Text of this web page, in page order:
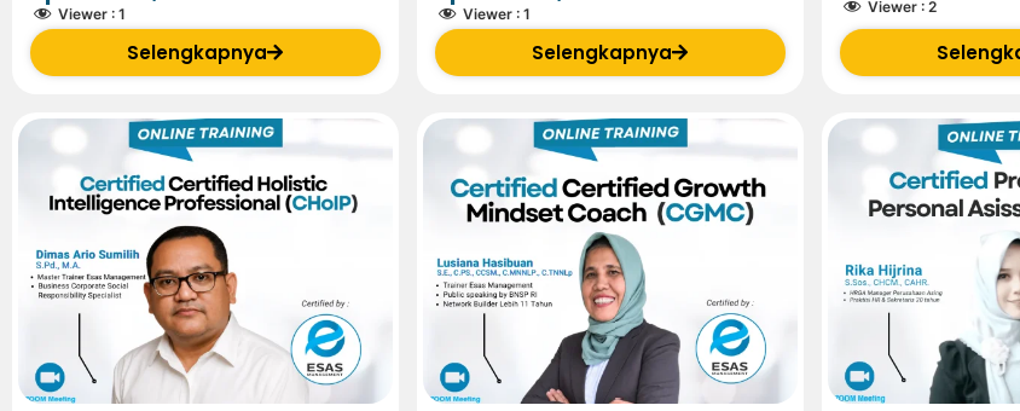
Viewer : 1
Selengkapnya
Viewer : 1
Selengkapnya
Viewer : 2